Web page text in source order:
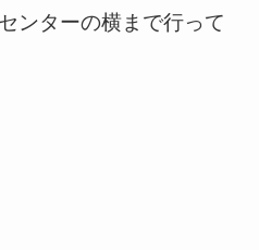
ンターの横まで行って